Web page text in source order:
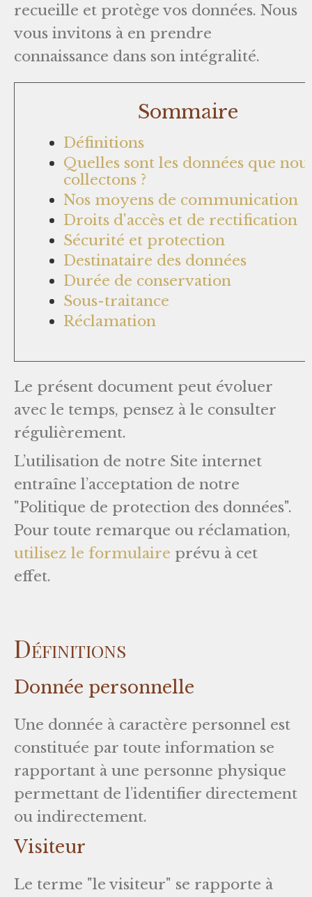
recueille et protège vos données. Nous
vous invitons à en prendre
connaissance dans son intégralité.
Sommaire
Définitions
Quelles sont les données que
collectons ?
Nos moyens de communication
Droits d'accès et de rectification
Sécurité et protection
Destinataire des données
Durée de conservation
Sous-traitance
Réclamation
Le présent document peut évoluer
avec le temps, pensez à le consulter
régulièrement.
L’utilisation de notre Site internet
entraîne l’acceptation de notre
"Politique de protection des données".
Pour toute remarque ou réclamation,
utilisez le formulaire prévu à cet
effet.
Définitions
Donnée personnelle
Une donnée à caractère personnel est
constituée par toute information se
rapportant à une personne physique
permettant de l’identifier directement
ou indirectement.
Visiteur
Le terme "le visiteur" se rapporte à